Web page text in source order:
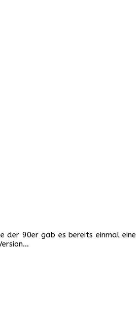
der 90er gab es bereits einmal eine